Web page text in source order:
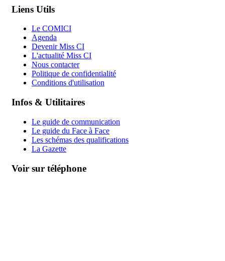
Liens Utils
Le COMICI
Agenda
Devenir Miss CI
L'actualité Miss CI
Nous contacter
Politique de confidentialité
Conditions d'utilisation
Infos & Utilitaires
Le guide de communication
Le guide du Face à Face
Les schémas des qualifications
La Gazette
Voir sur téléphone